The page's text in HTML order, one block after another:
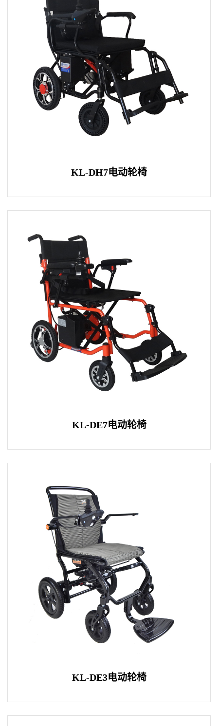
KL-DH7电动轮椅
KL-DE7电动轮椅
KL-DE3电动轮椅